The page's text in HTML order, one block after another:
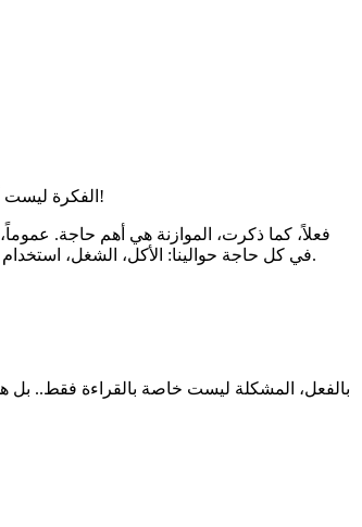
الفكرة ليست أن نتوقف عن القراءة طبعا بل أن نتواضع. أن نعرف كيف نستمتع بكتاب عميق، وفي نفس الوقت نضحك من قلبنا على نكتة بايخة في جلسة مع الأصدقاء!
فعلاً، كما ذكرت، الموازنة هي أهم حاجة.
في كل حاجة حوالينا: الأكل، الشغل، استخدام الإنترنت… كل حاجة محتاجة توازن. لما نعرف نتحكم في الوقت والطاقة اللي بنديها لكل حاجة، بنقدر نستمتع بيها من غير ما تأثر على حياتنا أو علاقاتنا بالآخرين.
بالفعل، المشكلة ليست خاصة بالقراءة فقط..